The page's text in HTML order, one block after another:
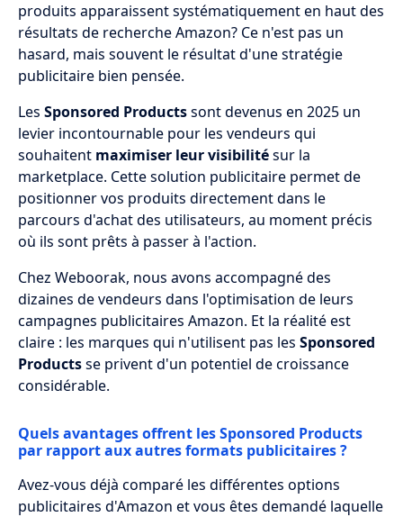
produits apparaissent systématiquement en haut des
résultats de recherche Amazon? Ce n'est pas un
hasard, mais souvent le résultat d'une stratégie
publicitaire bien pensée.
Les Sponsored Productssont devenus en 2025 un
levier incontournable pour les vendeurs qui
souhaitent maximiser leur visibilitésur la
marketplace. Cette solution publicitaire permet de
positionner vos produits directement dans le
parcours d'achat des utilisateurs, au moment précis
où ils sont prêts à passer à l'action.
Chez Weboorak, nous avons accompagné des
dizaines de vendeurs dans l'optimisation de leurs
campagnes publicitaires Amazon. Et la réalité est
claire : les marques qui n'utilisent pas les Sponsored
Productsse privent d'un potentiel de croissance
considérable.
Quels avantages offrent les Sponsored Products
par rapport aux autres formats publicitaires ?
Avez-vous déjà comparé les différentes options
publicitaires d'Amazon et vous êtes demandé laquelle